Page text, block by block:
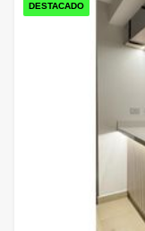
DESTACADO